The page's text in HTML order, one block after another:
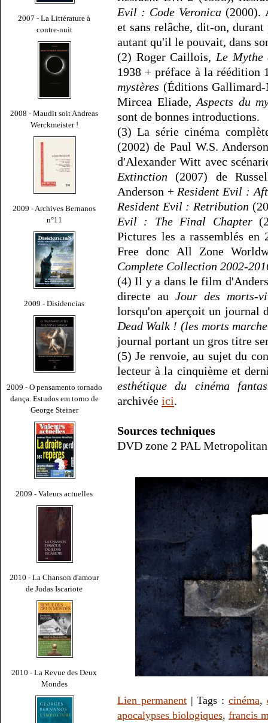
2007 - La Littérature à
contre-nuit
2008 - Maudit soit Andreas
Werckmeister !
2009 - Archives Bernanos
n°11
2009 - Disidencias
2009 - O pensamento tornado
dança. Estudos em torno de
George Steiner
2009 - Valeurs actuelles
2010 - La Chanson d'amour
de Judas Iscariote
2010 - La Revue des Deux
Mondes
Evil : Code Veronica (2000).
et sans relâche, dit-on,
autant qu'il le pouvait, dans
(2) Roger Caillois, Le Mythe
1938 + préface à la
mystères (Éditions
Mircea Eliade,Aspects du
sont de bonnes introductions.
(3) La série cinéma
(2002) de Paul W.S.
d'Alexander Witt avec
Extinction (2007) de
Anderson + Resident Evil :
Resident Evil : Retribution
Evil : The Final Chapter
Pictures les a rassemblés
Free donc All Zone
Complete Collection 2002-
(4) Il y a dans le film
directe auJour des morts-
lorsqu'on aperçoit un journal
Dead Walk ! (les morts
journal portant un gros titre
(5) Je renvoie, au sujet du
lecteur à la cinquième et
esthétique du cinéma
archivée ici.
Sources techniques
DVD zone 2 PAL
Lien permanent| Tags : cinéma,
apocalypses biologiques, francis